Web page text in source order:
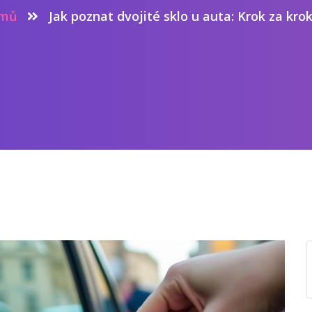
Jak poznat dvojité sklo u auta: Krok za